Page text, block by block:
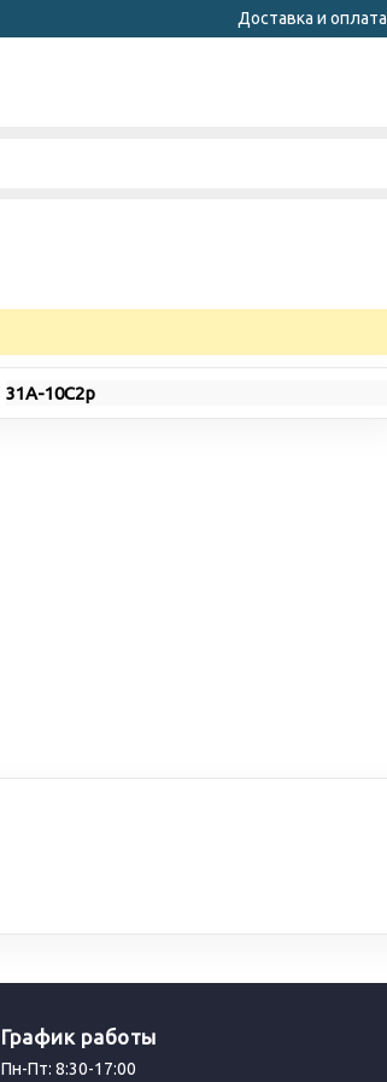
Доставка и оплата
31А-10С2р
График работы
Пн-Пт: 8:30-17:00